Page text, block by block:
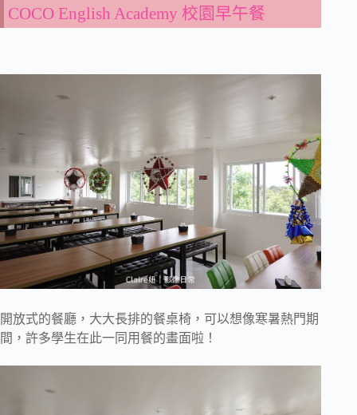
COCO English Academy 校園早午餐
開放式的餐廳，大大長排的餐桌椅，可以想像寒暑熱門期
間，許多學生在此一同用餐的畫面啦！